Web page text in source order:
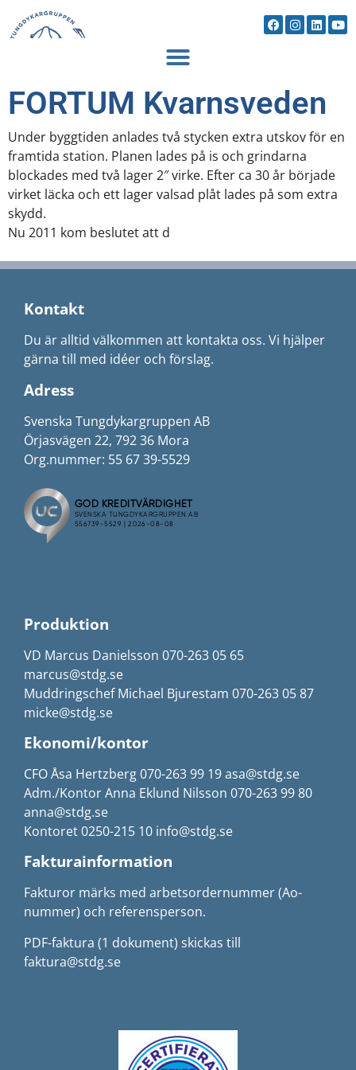
FORTUM Kvarnsveden
Under byggtiden anlades två stycken extra utskov för en
framtida station. Planen lades på is och grindarna
blockades med två lager 2″ virke. Efter ca 30 år började
virket läcka och ett lager valsad plåt lades på som extra
skydd.
Nu 2011 kom beslutet att d
Kontakt
Du är alltid välkommen att kontakta oss. Vi hjälper
gärna till med idéer och förslag.
Adress
Svenska Tungdykargruppen AB
Örjasvägen 22, 792 36 Mora
Org.nummer: 55 67 39-5529
Produktion
VD Marcus Danielsson 070-263 05 65
marcus@stdg.se
Muddringschef Michael Bjurestam 070-263 05 87
micke@stdg.se
Ekonomi/kontor
CFO Åsa Hertzberg 070-263 99 19 asa@stdg.se
Adm./Kontor Anna Eklund Nilsson 070-263 99 80
anna@stdg.se
Kontoret 0250-215 10 info@stdg.se
Fakturainformation
Fakturor märks med arbetsordernummer (Ao-
nummer) och referensperson.
PDF-faktura (1 dokument) skickas till
faktura@stdg.se